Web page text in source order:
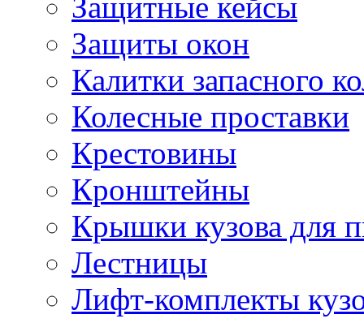
Защиты окон
Калитки запасного
Колесные проставки
Крестовины
Кронштейны
Крышки кузова для
Лестницы
Лифт-комплекты